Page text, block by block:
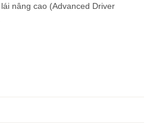
nâng cao (Advanced Driver